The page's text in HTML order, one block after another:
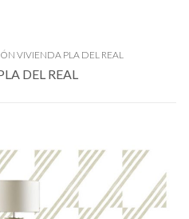
VIVIENDA PLA DEL REAL
DEL REAL